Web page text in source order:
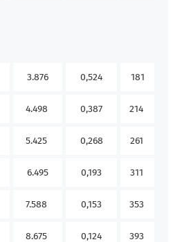
3.876 0,524 181
4.498 0,387 214
5.425 0,268 261
6.495 0,193 311
7.588 0,153 353
8.675 0,124 393